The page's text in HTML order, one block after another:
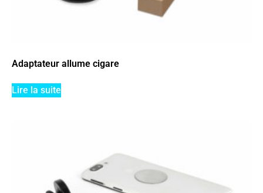
Adaptateur allume cigare
Lire la suite